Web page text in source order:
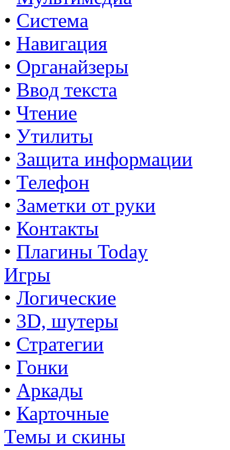
• Система
• Навигация
• Органайзеры
• Ввод текста
• Чтение
• Утилиты
• Защита информации
• Телефон
• Заметки от руки
• Контакты
• Плагины Today
Игры
• Логические
• 3D, шутеры
• Стратегии
• Гонки
• Аркады
• Карточные
Темы и скины